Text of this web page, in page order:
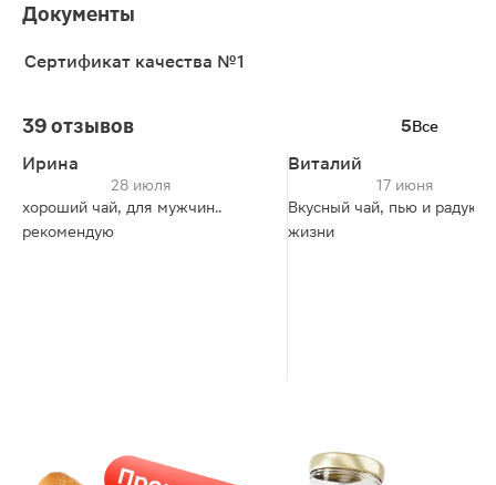
Документы
Сертификат качества №1
39 отзывов 5Все
Ирина
28 июля
хороший чай, для мужчин..
рекомендую
Виталий
17 июня
Вкусный чай, пью и радуюсь
жизни